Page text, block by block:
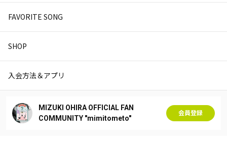
FAVORITE SONG
SHOP
入会方法＆アプリ
MIZUKI OHIRA OFFICIAL FAN
COMMUNITY "mimitometo"
会員登録